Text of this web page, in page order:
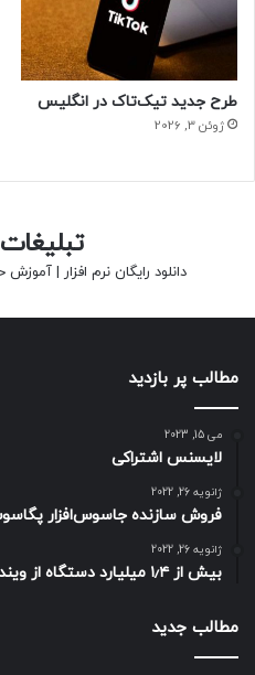
طرح جدید تیک‌تاک در انگلیس
ژوئن 3, 2026
دانلود رایگان نرم افزار | آموزش
مطالب پر بازدید
می 15, 2023
لایسنس اشتراکی
ژانویه 26, 2022
فروش سازنده جاسوس‌افزار
ژانویه 26, 2022
بیش از ۱٫۴ میلیارد دستگاه از ویندوز ۱۰ و ویندوز ۱۱ استفاده می‌کنند
مطالب جدید